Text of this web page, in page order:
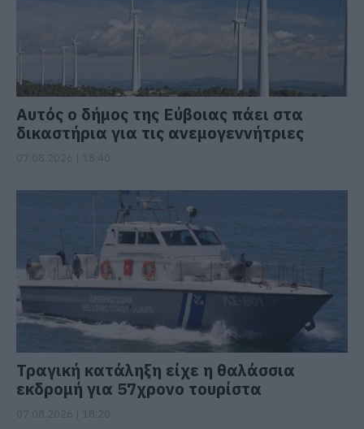
Αυτός ο δήμος της Εύβοιας πάει στα
δικαστήρια για τις ανεμογεννήτριες
Τραγική κατάληξη είχε η θαλάσσια
εκδρομή για 57χρονο τουρίστα